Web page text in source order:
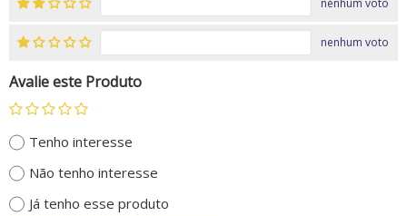
nenhum voto
nenhum voto
Avalie este Produto
Tenho interesse
Não tenho interesse
Já tenho esse produto